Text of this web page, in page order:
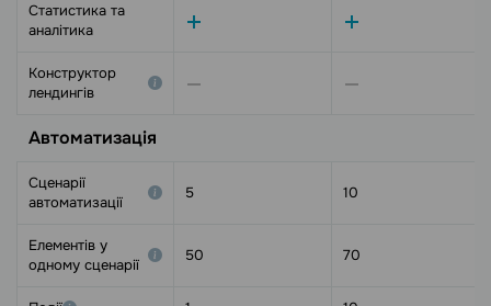
Статистика та
аналітика
Конструктор
лендингів
Автоматизація
Сценарії
автоматизації
5 10
Елементів у
одному сценарії
50 70